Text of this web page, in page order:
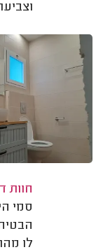
חוות
סמי
לו